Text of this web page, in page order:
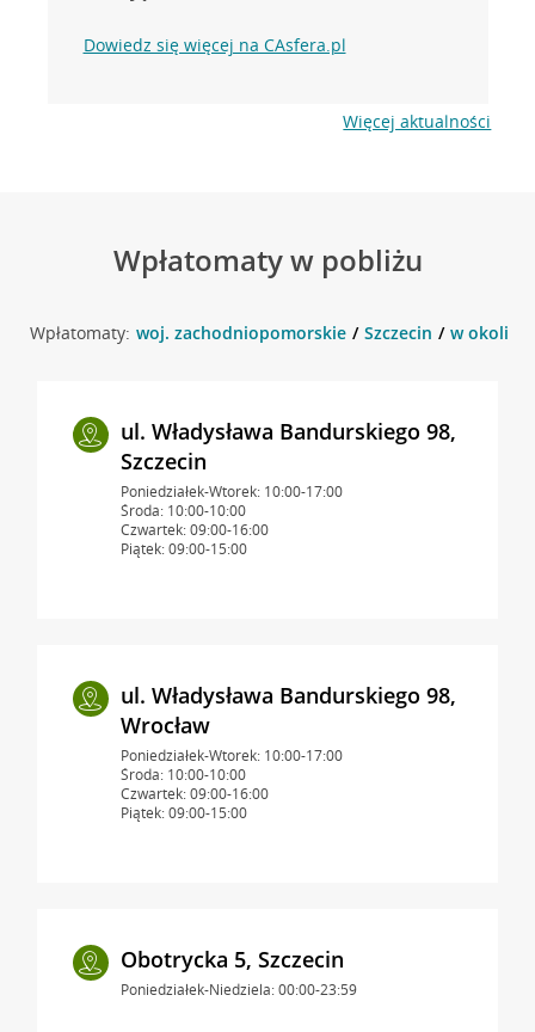
Dowiedz się więcej na CAsfera.pl
Więcej aktualności
Wpłatomaty w pobliżu
Wpłatomaty: woj. zachodniopomorskie Szczecin w okolicy
ul. Władysława Bandurskiego 98,
Szczecin
Poniedziałek-Wtorek: 10:00-17:00
Środa: 10:00-10:00
Czwartek: 09:00-16:00
Piątek: 09:00-15:00
ul. Władysława Bandurskiego 98,
Wrocław
Poniedziałek-Wtorek: 10:00-17:00
Środa: 10:00-10:00
Czwartek: 09:00-16:00
Piątek: 09:00-15:00
Obotrycka 5, Szczecin
Poniedziałek-Niedziela: 00:00-23:59